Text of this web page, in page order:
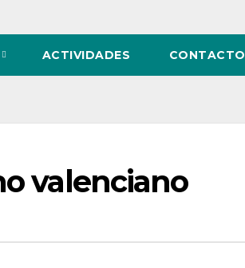
ACTIVIDADES CONTACTO
valenciano